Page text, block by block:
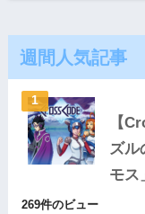
週間人気記事
【
ズ
モス
269件のビュー